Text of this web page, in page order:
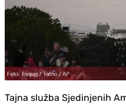
Tajna služba Sjedinjenih